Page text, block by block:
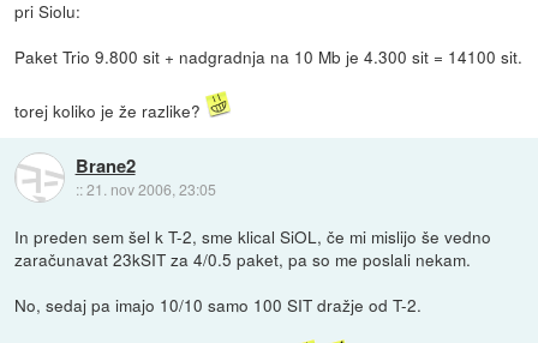
pri Siolu:
Paket Trio 9.800 sit + nadgradnja na 10 Mb je 4.300 sit = 14100 sit.
torej koliko je že razlike?
Brane2
::21. nov 2006, 23:05
In preden sem šel k T-2, sme klical SiOL, če mi mislijo še vedno
zaračunavat 23kSIT za 4/0.5 paket, pa so me poslali nekam.
No, sedaj pa imajo 10/10 samo 100 SIT dražje od T-2.